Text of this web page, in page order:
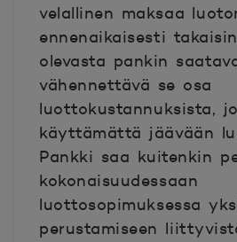
velallinen maksaa
ennenaikaisesti
olevasta pankin
vähennettävä se osa
luottokustannuksista,
käyttämättä jäävään
Pankki saa kuitenkin
kokonaisuudessaan
luottosopimuksessa
perustamiseen